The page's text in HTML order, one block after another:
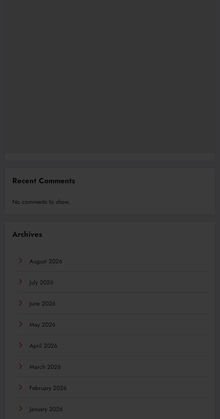
Recent Comments
No comments to show.
Archives
August 2026
July 2026
June 2026
May 2026
April 2026
March 2026
February 2026
January 2026